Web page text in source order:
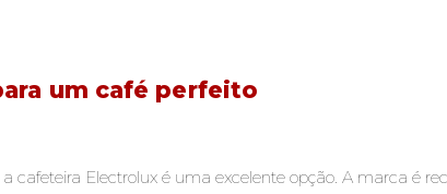
um café perfeito
Electrolux é uma excelente opção. A marca é